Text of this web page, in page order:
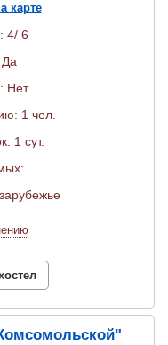
карте
4/ 6
Да
Нет
1 чел.
1 сут.